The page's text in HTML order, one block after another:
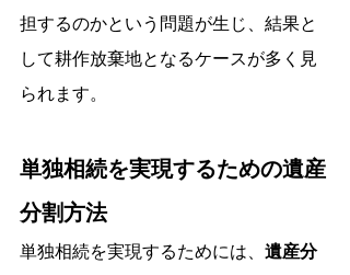
担するのかという問題が生じ、結果と
して耕作放棄地となるケースが多く見
られます。
単独相続を実現するための遺産
分割方法
単独相続を実現するためには、 遺産分